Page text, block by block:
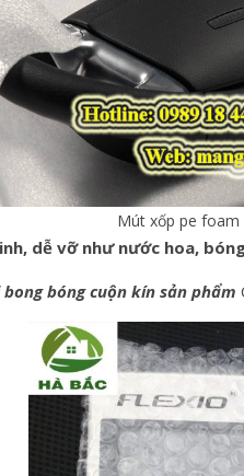
Mút xốp pe foam
dễ vỡ như nước hoa,
bóng cuộn kín sản phẩm